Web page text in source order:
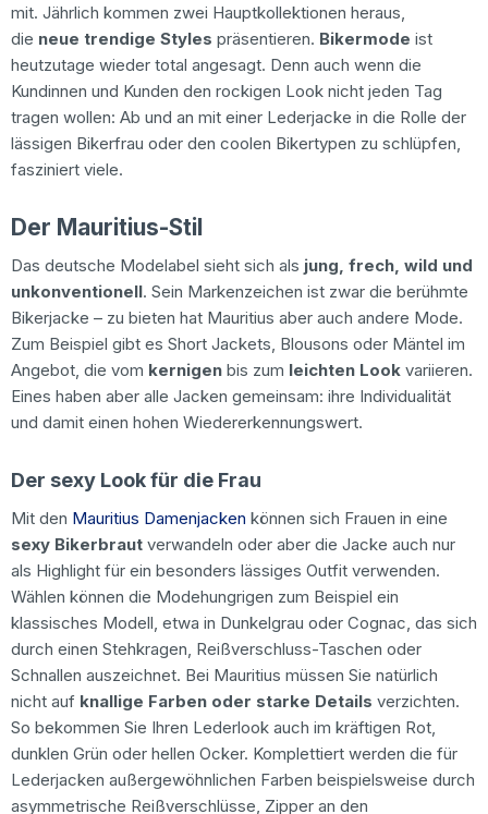
mit. Jährlich kommen zwei Hauptkollektionen heraus,
die neue trendige Styles präsentieren. Bikermode ist
heutzutage wieder total angesagt. Denn auch wenn die
Kundinnen und Kunden den rockigen Look nicht jeden Tag
tragen wollen: Ab und an mit einer Lederjacke in die Rolle der
lässigen Bikerfrau oder den coolen Bikertypen zu schlüpfen,
fasziniert viele.
Der Mauritius-Stil
Das deutsche Modelabel sieht sich als jung, frech, wild und
unkonventionell. Sein Markenzeichen ist zwar die berühmte
Bikerjacke – zu bieten hat Mauritius aber auch andere Mode.
Zum Beispiel gibt es Short Jackets, Blousons oder Mäntel im
Angebot, die vom kernigen bis zum leichten Look variieren.
Eines haben aber alle Jacken gemeinsam: ihre Individualität
und damit einen hohen Wiedererkennungswert.
Der sexy Look für die Frau
Mit den Mauritius Damenjacken können sich Frauen in eine
sexy Bikerbraut verwandeln oder aber die Jacke auch nur
als Highlight für ein besonders lässiges Outfit verwenden.
Wählen können die Modehungrigen zum Beispiel ein
klassisches Modell, etwa in Dunkelgrau oder Cognac, das sich
durch einen Stehkragen, Reißverschluss-Taschen oder
Schnallen auszeichnet. Bei Mauritius müssen Sie natürlich
nicht auf knallige Farben oder starke Details verzichten.
So bekommen Sie Ihren Lederlook auch im kräftigen Rot,
dunklen Grün oder hellen Ocker. Komplettiert werden die für
Lederjacken außergewöhnlichen Farben beispielsweise durch
asymmetrische Reißverschlüsse, Zipper an den